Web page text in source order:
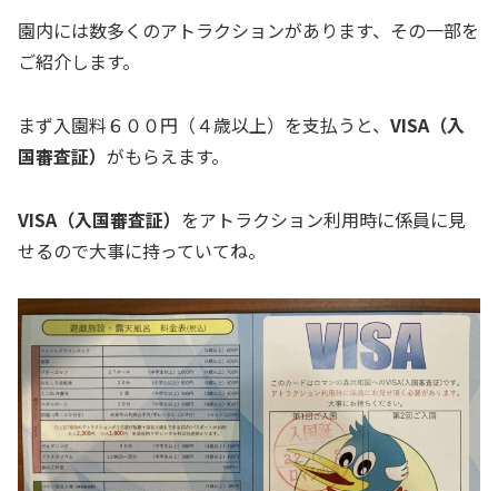
園内には数多くのアトラクションがあります、その一部を
ご紹介します。
まず入園料６００円（４歳以上）を支払うと、 VISA（入
国審査証） がもらえます。
VISA（入国審査証） をアトラクション利用時に係員に見
せるので大事に持っていてね。